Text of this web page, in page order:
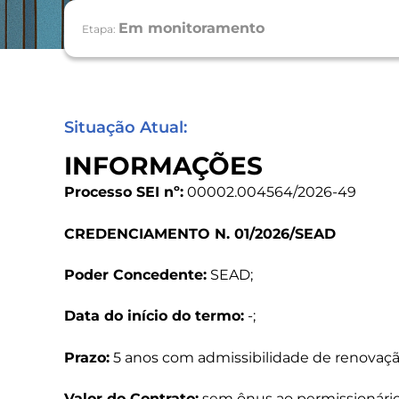
Etapa: Em monitoramento
Situação Atual:
INFORMAÇÕES
Processo SEI nº: 00002.004564/2026-49
CREDENCIAMENTO N. 01/2026/SEAD
Poder Concedente: SEAD;
Data do início do termo: -;
Prazo: 5 anos com admissibilidade de